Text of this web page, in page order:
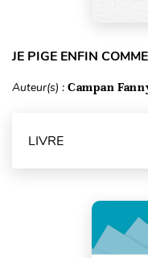
JE PIGE ENFIN
Auteur(s) : Campan
LIVRE